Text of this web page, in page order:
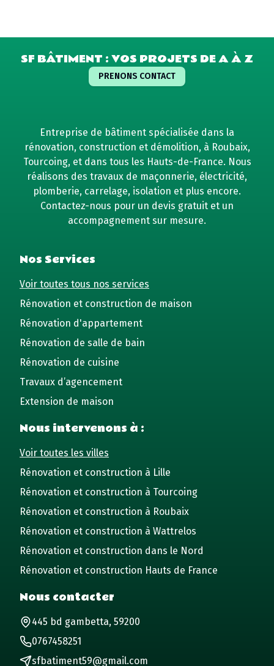
SF BÂTIMENT : VOS PROJETS DE A À Z
PRENONS CONTACT
Entreprise de bâtiment spécialisée dans la
rénovation, construction et démolition, à Roubaix,
Tourcoing, et dans tous les Hauts-de-France. Nous
réalisons des travaux de maçonnerie, électricité,
plomberie, carrelage, isolation et plus encore.
Contactez-nous pour un devis gratuit et un
accompagnement sur mesure.
Nos Services
Voir toutes tous nos services
Rénovation et construction de maison
Rénovation d'appartement
Rénovation de salle de bain
Rénovation de cuisine
Travaux d’agencement
Extension de maison
Nous intervenons à :
Voir toutes les villes
Rénovation et construction à Lille
Rénovation et construction à Tourcoing
Rénovation et construction à Roubaix
Rénovation et construction à Wattrelos
Rénovation et construction dans le Nord
Rénovation et construction Hauts de France
Nous contacter
445 bd gambetta, 59200
0767458251
sfbatiment59@gmail.com